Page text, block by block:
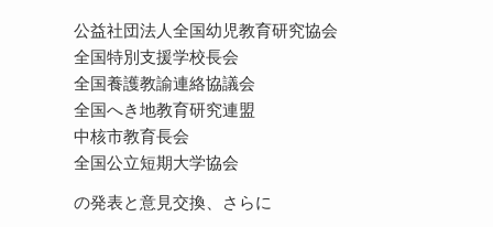
公益社団法人全国幼児教育研究協会
全国特別支援学校長会
全国養護教諭連絡協議会
全国へき地教育研究連盟
中核市教育長会
全国公立短期大学協会
の発表と意見交換、さらに